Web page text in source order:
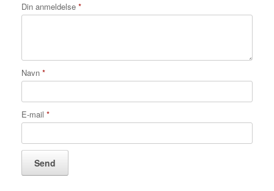
Din anmeldelse *
Navn *
E-mail *